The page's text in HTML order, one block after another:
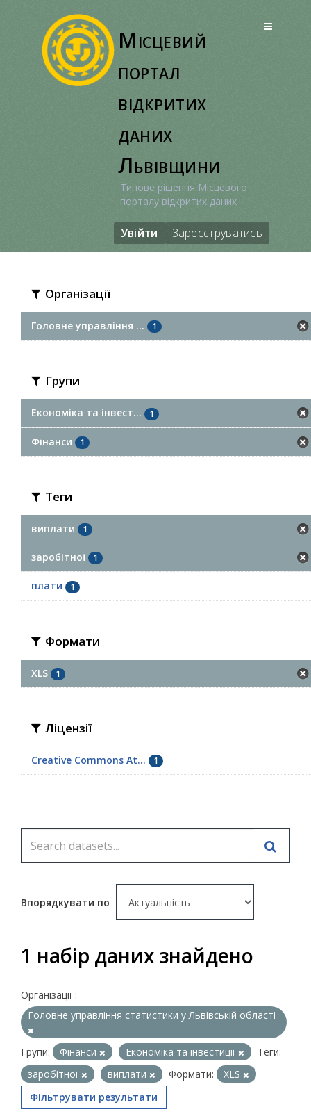
Місцевий
портал
відкритих
даних
Львівщини
Типове рішення Місцевого
порталу відкритих даних
Увійти Зареєструватись
Організації
Головне управління ... 1
Групи
Економіка та інвест... 1
Фінанси 1
Теги
виплати 1
заробітної 1
плати 1
Формати
XLS 1
Ліцензії
Creative Commons At... 1
Впорядкувати по
1 набір даних знайдено
Організації :
Головне управління статистики у Львівській області
Групи: Фінанси Економіка та інвестиції
Теги:
заробітної
виплати Формати:
XLS
Фільтрувати результати